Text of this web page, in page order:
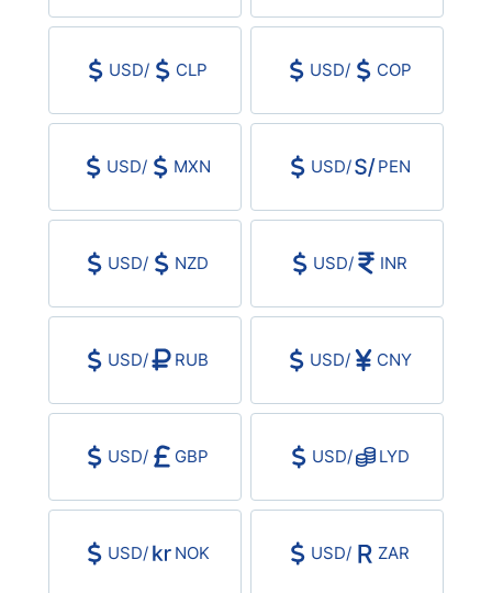
Bitcoin/USD
Todas las Divisas
Materias Primas
USD/ CLP USD/ COP
USD/ MXN USD/ PEN
USD/ NZD USD/ INR
USD/ RUB USD/ CNY
USD/ GBP USD/ LYD
USD/ NOK USD/ ZAR